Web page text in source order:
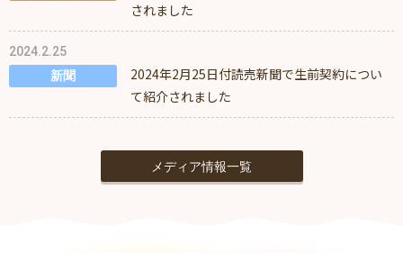
されました
2024.2.25
新聞
2024年2月25日付読売新聞で生前契約につい
て紹介されました
メディア情報一覧